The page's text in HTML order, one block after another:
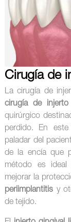
Cirugía de
La cirugía de
cirugía de
quirúrgico
perdido. En
paladar del
de la encía que
método es
mejorar la
periimplantitisy
de tejido.